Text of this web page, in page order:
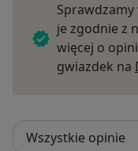
je zgodnie z
więcej o
gwiazdek na